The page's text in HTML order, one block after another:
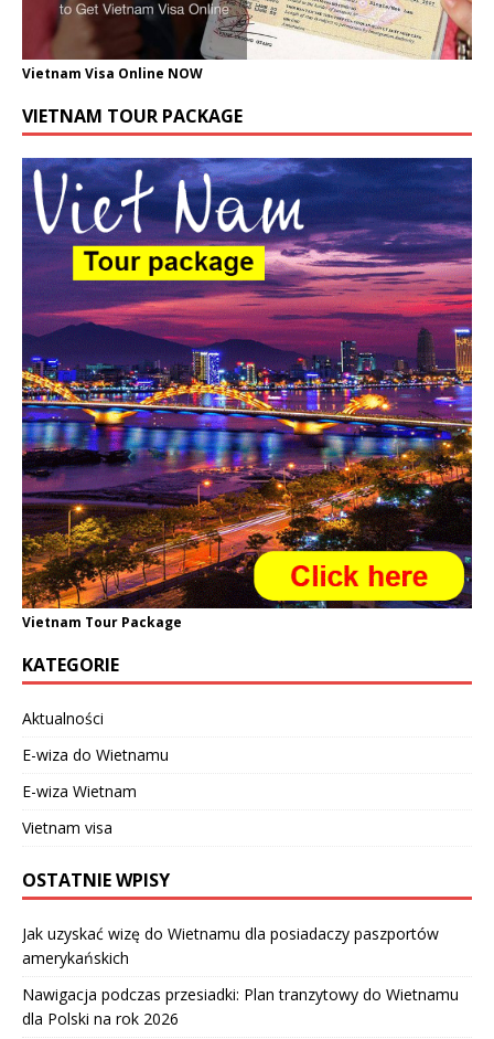
Vietnam Visa Online NOW
VIETNAM TOUR PACKAGE
Vietnam Tour Package
KATEGORIE
Aktualności
E-wiza do Wietnamu
E-wiza Wietnam
Vietnam visa
OSTATNIE WPISY
Jak uzyskać wizę do Wietnamu dla posiadaczy paszportów
amerykańskich
Nawigacja podczas przesiadki: Plan tranzytowy do Wietnamu
dla Polski na rok 2026